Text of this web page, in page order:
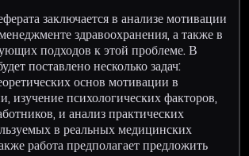
заключается в анализе мотивации
здравоохранения, а также в
подходов к этой проблеме. В
поставлено несколько задач:
основ мотивации в
изучение психологических факторов,
и анализ практических
в реальных медицинских
работа предполагает предложить